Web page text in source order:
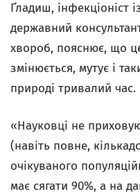
Ґладиш, інфекціоніст
державний
хвороб, пояснює, що
змінюється, мутує і
природі тривалий час.
«Науковці не
(навіть повне,
очікуваного
має сягати 90%, а на